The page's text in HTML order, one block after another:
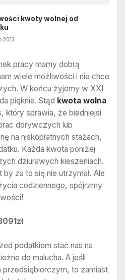
kwoty wolnej od
2013
pracy mamy dobrą
wiele możliwości i nie chce
W końcu żyjemy w XXI
pięknie. Stąd kwota wolna
który sprawia, że biedniejsi
dorywczych lub
na niskopłatnych stażach,
Każda kwota poniżej
dziurawych kieszeniach.
za to się nie utrzymał. Ale
codziennego, spójrzmy
podatkiem stać nas na
do malucha. A jeśli
przedsiębiorczym, to zamiast